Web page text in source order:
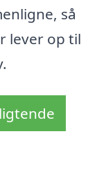
så
lever op til